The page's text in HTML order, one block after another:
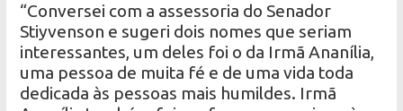
“Conversei com a assessoria do Senador
Stiyvenson e sugeri dois nomes que seriam
interessantes, um deles foi o da Irmã Ananília,
uma pessoa de muita fé e de uma vida toda
dedicada às pessoas mais humildes. Irmã